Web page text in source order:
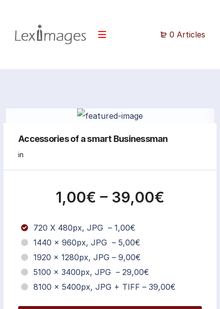
0 Articles
Accessories of a smart Businessman
in
1,00€ – 39,00€
720 X 480px, JPG – 1,00€
1440 × 960px, JPG – 5,00€
1920 × 1280px, JPG – 9,00€
5100 × 3400px, JPG – 29,00€
8100 × 5400px, JPG + TIFF – 39,00€